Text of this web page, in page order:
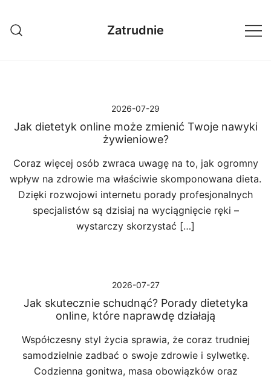
treści
Zatrudnie
2026-07-29
Jak dietetyk online może zmienić Twoje nawyki
żywieniowe?
Coraz więcej osób zwraca uwagę na to, jak ogromny
wpływ na zdrowie ma właściwie skomponowana dieta.
Dzięki rozwojowi internetu porady profesjonalnych
specjalistów są dzisiaj na wyciągnięcie ręki –
wystarczy skorzystać […]
2026-07-27
Jak skutecznie schudnąć? Porady dietetyka
online, które naprawdę działają
Współczesny styl życia sprawia, że coraz trudniej
samodzielnie zadbać o swoje zdrowie i sylwetkę.
Codzienna gonitwa, masa obowiązków oraz